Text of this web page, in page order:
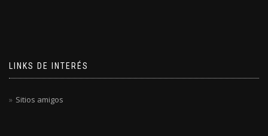
LINKS DE INTERÉS
Sitios amigos